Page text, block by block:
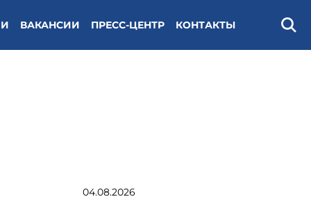
ВАКАНСИИ ПРЕСС-ЦЕНТР КОНТАКТЫ
04.08.2026